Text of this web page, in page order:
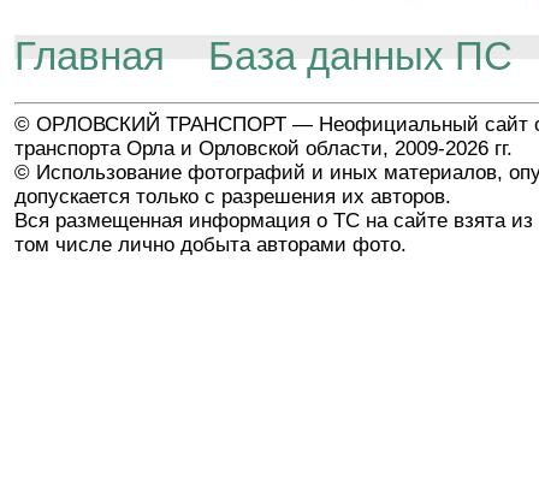
Главная База данных ПС
© ОРЛОВСКИЙ ТРАНСПОРТ — Неофициальный сайт
транспорта Орла и Орловской области, 2009-2026 гг.
© Использование фотографий и иных материалов,
допускается только с разрешения их авторов.
Вся размещенная информация о ТС на сайте взята из
том числе лично добыта авторами фото.